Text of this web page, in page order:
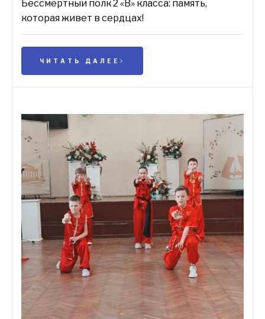
Бессмертный полк 2 «В» класса: память,
которая живет в сердцах!
ЧИТАТЬ ДАЛЕЕ